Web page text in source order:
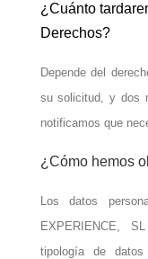
¿Cuánto
Derechos?
Depende del
su solicitud, y dos
notificamos que
¿Cómo hemos
Los datos
EXPERIENCE,
tipología de